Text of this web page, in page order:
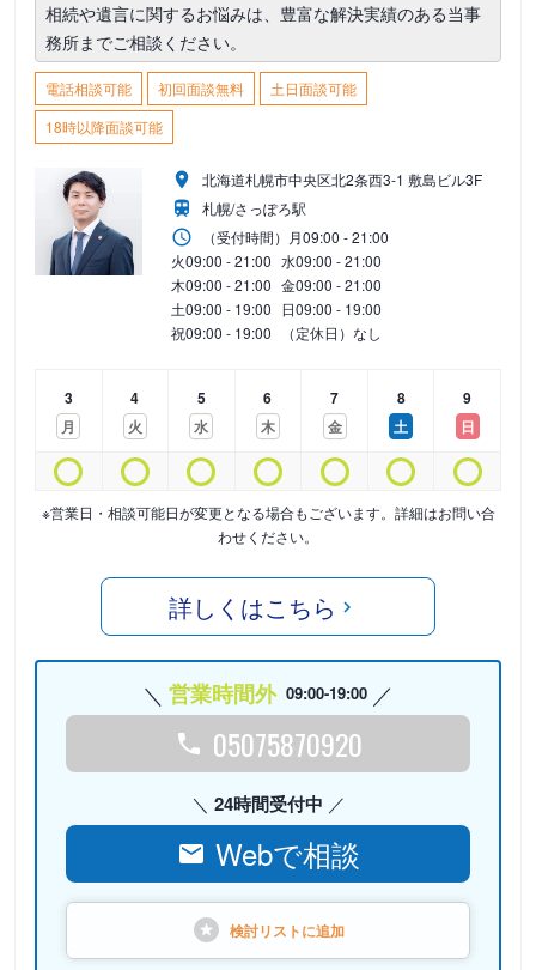
相続や遺言に関するお悩みは、豊富な解決実績のある当事
務所までご相談ください。
電話相談可能 初回面談無料
土日面談可能
18時以降面談可能
北海道札幌市中央区北2条西3-1 敷島ビル3F
札幌/さっぽろ駅
（受付時間） 月09:00 - 21:00
火09:00 - 21:00 水09:00 - 21:00
木09:00 - 21:00 金09:00 - 21:00
土09:00 - 19:00 日09:00 - 19:00
祝09:00 - 19:00 （定休日）なし
3
月
4
火
5
水
6
木
7
金
8
土
9
日
※営業日・相談可能日が変更となる場合もございます。詳細はお問い合
わせください。
詳しくはこちら
営業時間外 09:00-19:00
05075870920
24時間受付中
Webで相談
検討リストに追加